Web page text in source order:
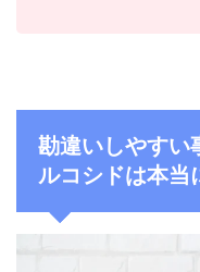
勘違いしやすい
ルコシドは本当